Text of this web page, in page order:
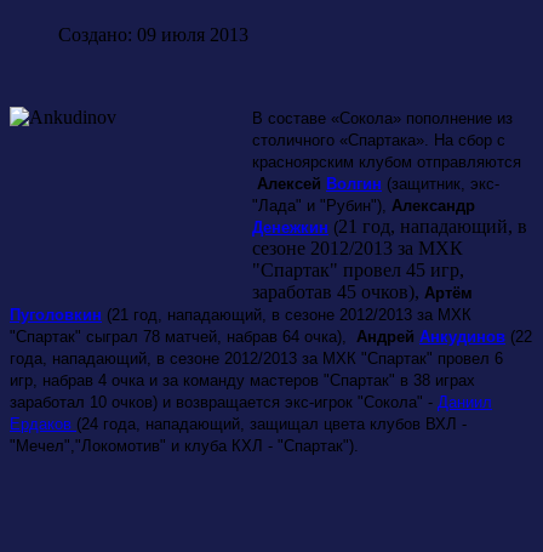
Создано: 09 июля 2013
В составе «Сокола» пополнение из
столичного «Спартака». На сбор с
красноярским клубом отправляются
Алексей Волгин (защитник, экс-
"Лада" и "Рубин"), Александр
Денежкин (21 год, нападающий, в
сезоне 2012/2013 за МХК
"Спартак" провел 45 игр,
заработав 45 очков), Артём
Пуголовкин (21 год, нападающий, в сезоне 2012/2013 за МХК
"Спартак" сыграл 78 матчей, набрав 64 очка), Андрей Анкудинов (22
года, нападающий, в сезоне 2012/2013 за МХК "Спартак" провел 6
игр, набрав 4 очка и за команду мастеров "Спартак" в 38 играх
заработал 10 очков) и возвращается экс-игрок "Сокола" - Даниил
Ердаков (24 года, нападающий, защищал цвета клубов ВХЛ -
"Мечел","Локомотив" и клуба КХЛ - "Спартак").